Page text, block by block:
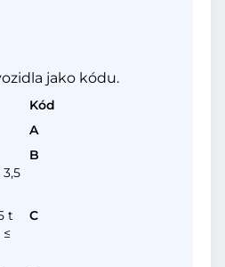
jako kódu.
Kód
A
B
t
C